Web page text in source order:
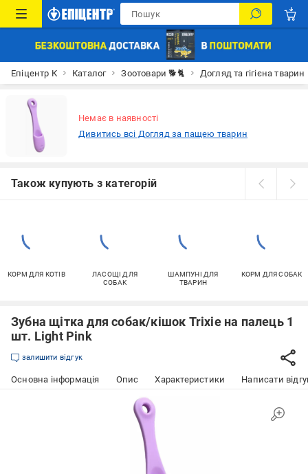
Епіцентр К Каталог Зоотовари 🐕🐈 Догляд та гігієна тварин
Немає в наявності
Дивитись всі Догляд за пащею тварин
Також купують з категорій
КОРМ ДЛЯ КОТІВ
ЛАСОЩІ ДЛЯ
СОБАК
ШАМПУНІ ДЛЯ
ТВАРИН
КОРМ ДЛЯ СОБАК
Зубна щітка для собак/кішок Trixie на палець 1
шт. Light Pink
залишити відгук
Основна інформація Опис Характеристики Написати